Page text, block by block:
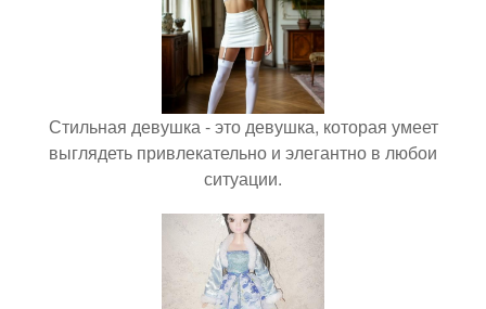
Стильная девушка - это девушка, которая умеет
выглядеть привлекательно и элегантно в любои
ситуации.